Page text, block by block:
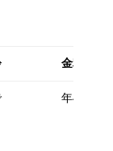
金利
年4.5％～